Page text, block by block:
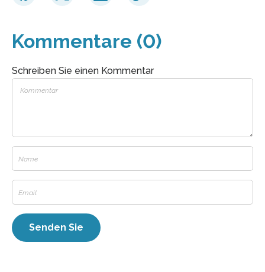
Kommentare (0)
Schreiben Sie einen Kommentar